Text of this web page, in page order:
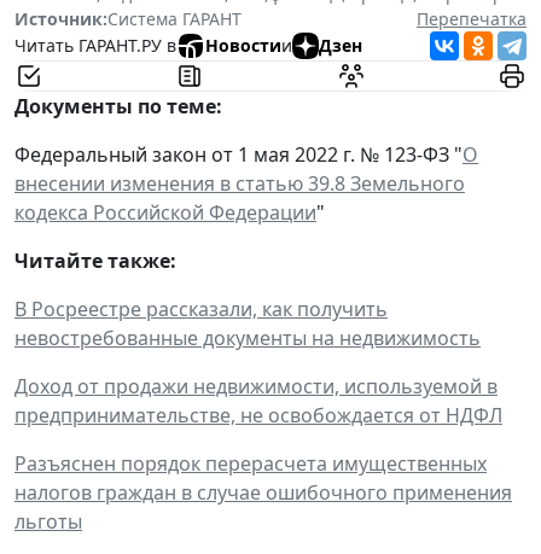
Источник:Система ГАРАНТ
Перепечатка
Читать ГАРАНТ.РУ в
Новостии Дзен
Документы по теме:
Федеральный закон от 1 мая 2022 г. № 123-ФЗ "О
внесении изменения в статью 39.8 Земельного
кодекса Российской Федерации"
Читайте также:
В Росреестре рассказали, как получить
невостребованные документы на недвижимость
Доход от продажи недвижимости, используемой в
предпринимательстве, не освобождается от НДФЛ
Разъяснен порядок перерасчета имущественных
налогов граждан в случае ошибочного применения
льготы